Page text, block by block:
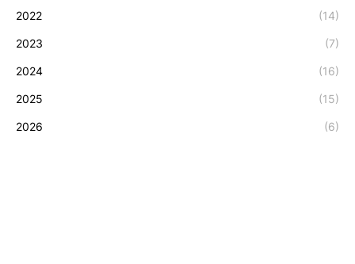
2022 (14)
2023 (7)
2024 (16)
2025 (15)
2026 (6)